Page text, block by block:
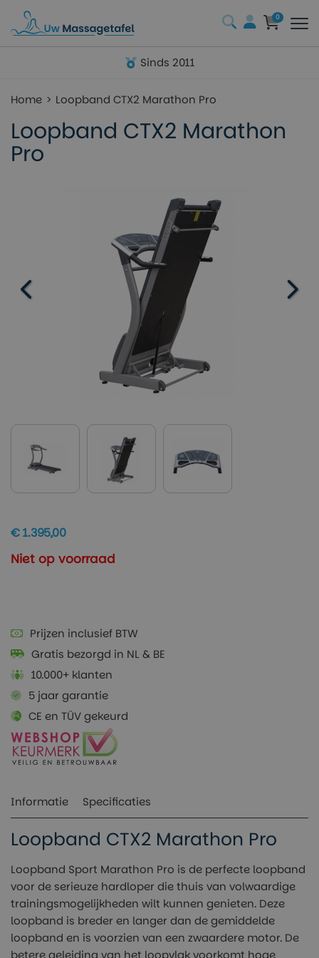
0
Sinds 2011
Home Loopband CTX2 Marathon Pro
Loopband CTX2 Marathon
Pro
€ 1.395,00
Niet op voorraad
Prijzen inclusief BTW
Gratis bezorgd in NL & BE
10.000+ klanten
5 jaar garantie
CE en TÜV gekeurd
Informatie Specificaties
Loopband CTX2 Marathon Pro
Loopband Sport Marathon Pro is de perfecte loopband
voor de serieuze hardloper die thuis van volwaardige
trainingsmogelijkheden wilt kunnen genieten. Deze
loopband is breder en langer dan de gemiddelde
loopband en is voorzien van een zwaardere motor. De
betere geleiding van het loopvlak voorkomt hoge